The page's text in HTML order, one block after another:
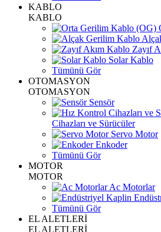
KABLO
KABLO
Zayıf
Solar Kablo
Tümünü Gör
OTOMASYON
OTOMASYON
Sensör
Cihazları ve Sürücüler
Servo Motor
Enkoder
Tümünü Gör
MOTOR
MOTOR
Ac Motorlar
Tümünü Gör
EL ALETLERİ
EL ALETLERİ